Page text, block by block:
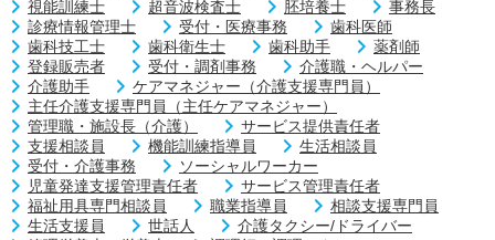
視能訓練士
超音波検査士 胚培養士
事務長
診療情報管理士
受付・医療事務
歯科医師
歯科技工士
歯科衛生士 歯科助手
薬剤師
登録販売者
受付・調剤事務
介護職・ヘルパー
介護助手
ケアマネジャー（介護支援専門員）
主任介護支援専門員（主任ケアマネジャー）
管理職・施設長（介護）
サービス提供責任者
支援相談員
機能訓練指導員
生活相談員
受付・介護事務
ソーシャルワーカー
児童発達支援管理責任者
サービス管理責任者
福祉用具専門相談員
職業指導員
相談支援専門員
生活支援員
世話人
介護タクシー/ドライバー